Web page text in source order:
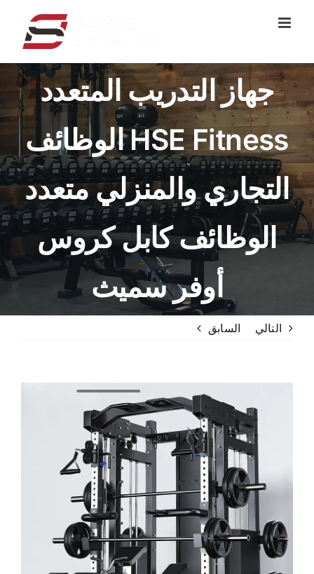
المحتوى
جهاز التدريب المتعدد
الوظائف HSE Fitness
التجاري والمنزلي متعدد
الوظائف كابل كروس
أوفر سميث
السابق التالي